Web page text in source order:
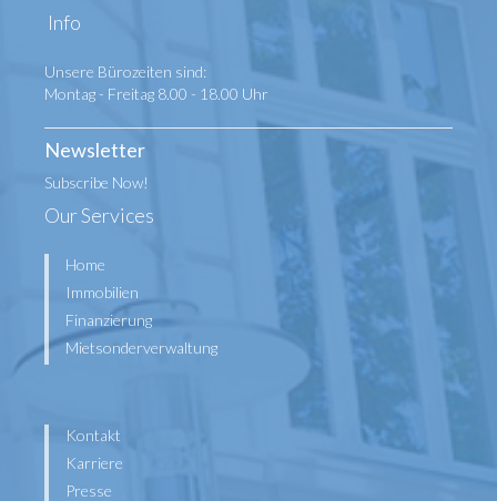
Info
Unsere Bürozeiten sind:
Montag - Freitag 8.00 - 18.00 Uhr
Newsletter
Subscribe Now!
Our Services
Home
Immobilien
Finanzierung
Mietsonderverwaltung
Kontakt
Karriere
Presse